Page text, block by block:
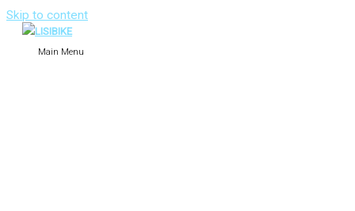
Skip to content
Main Menu